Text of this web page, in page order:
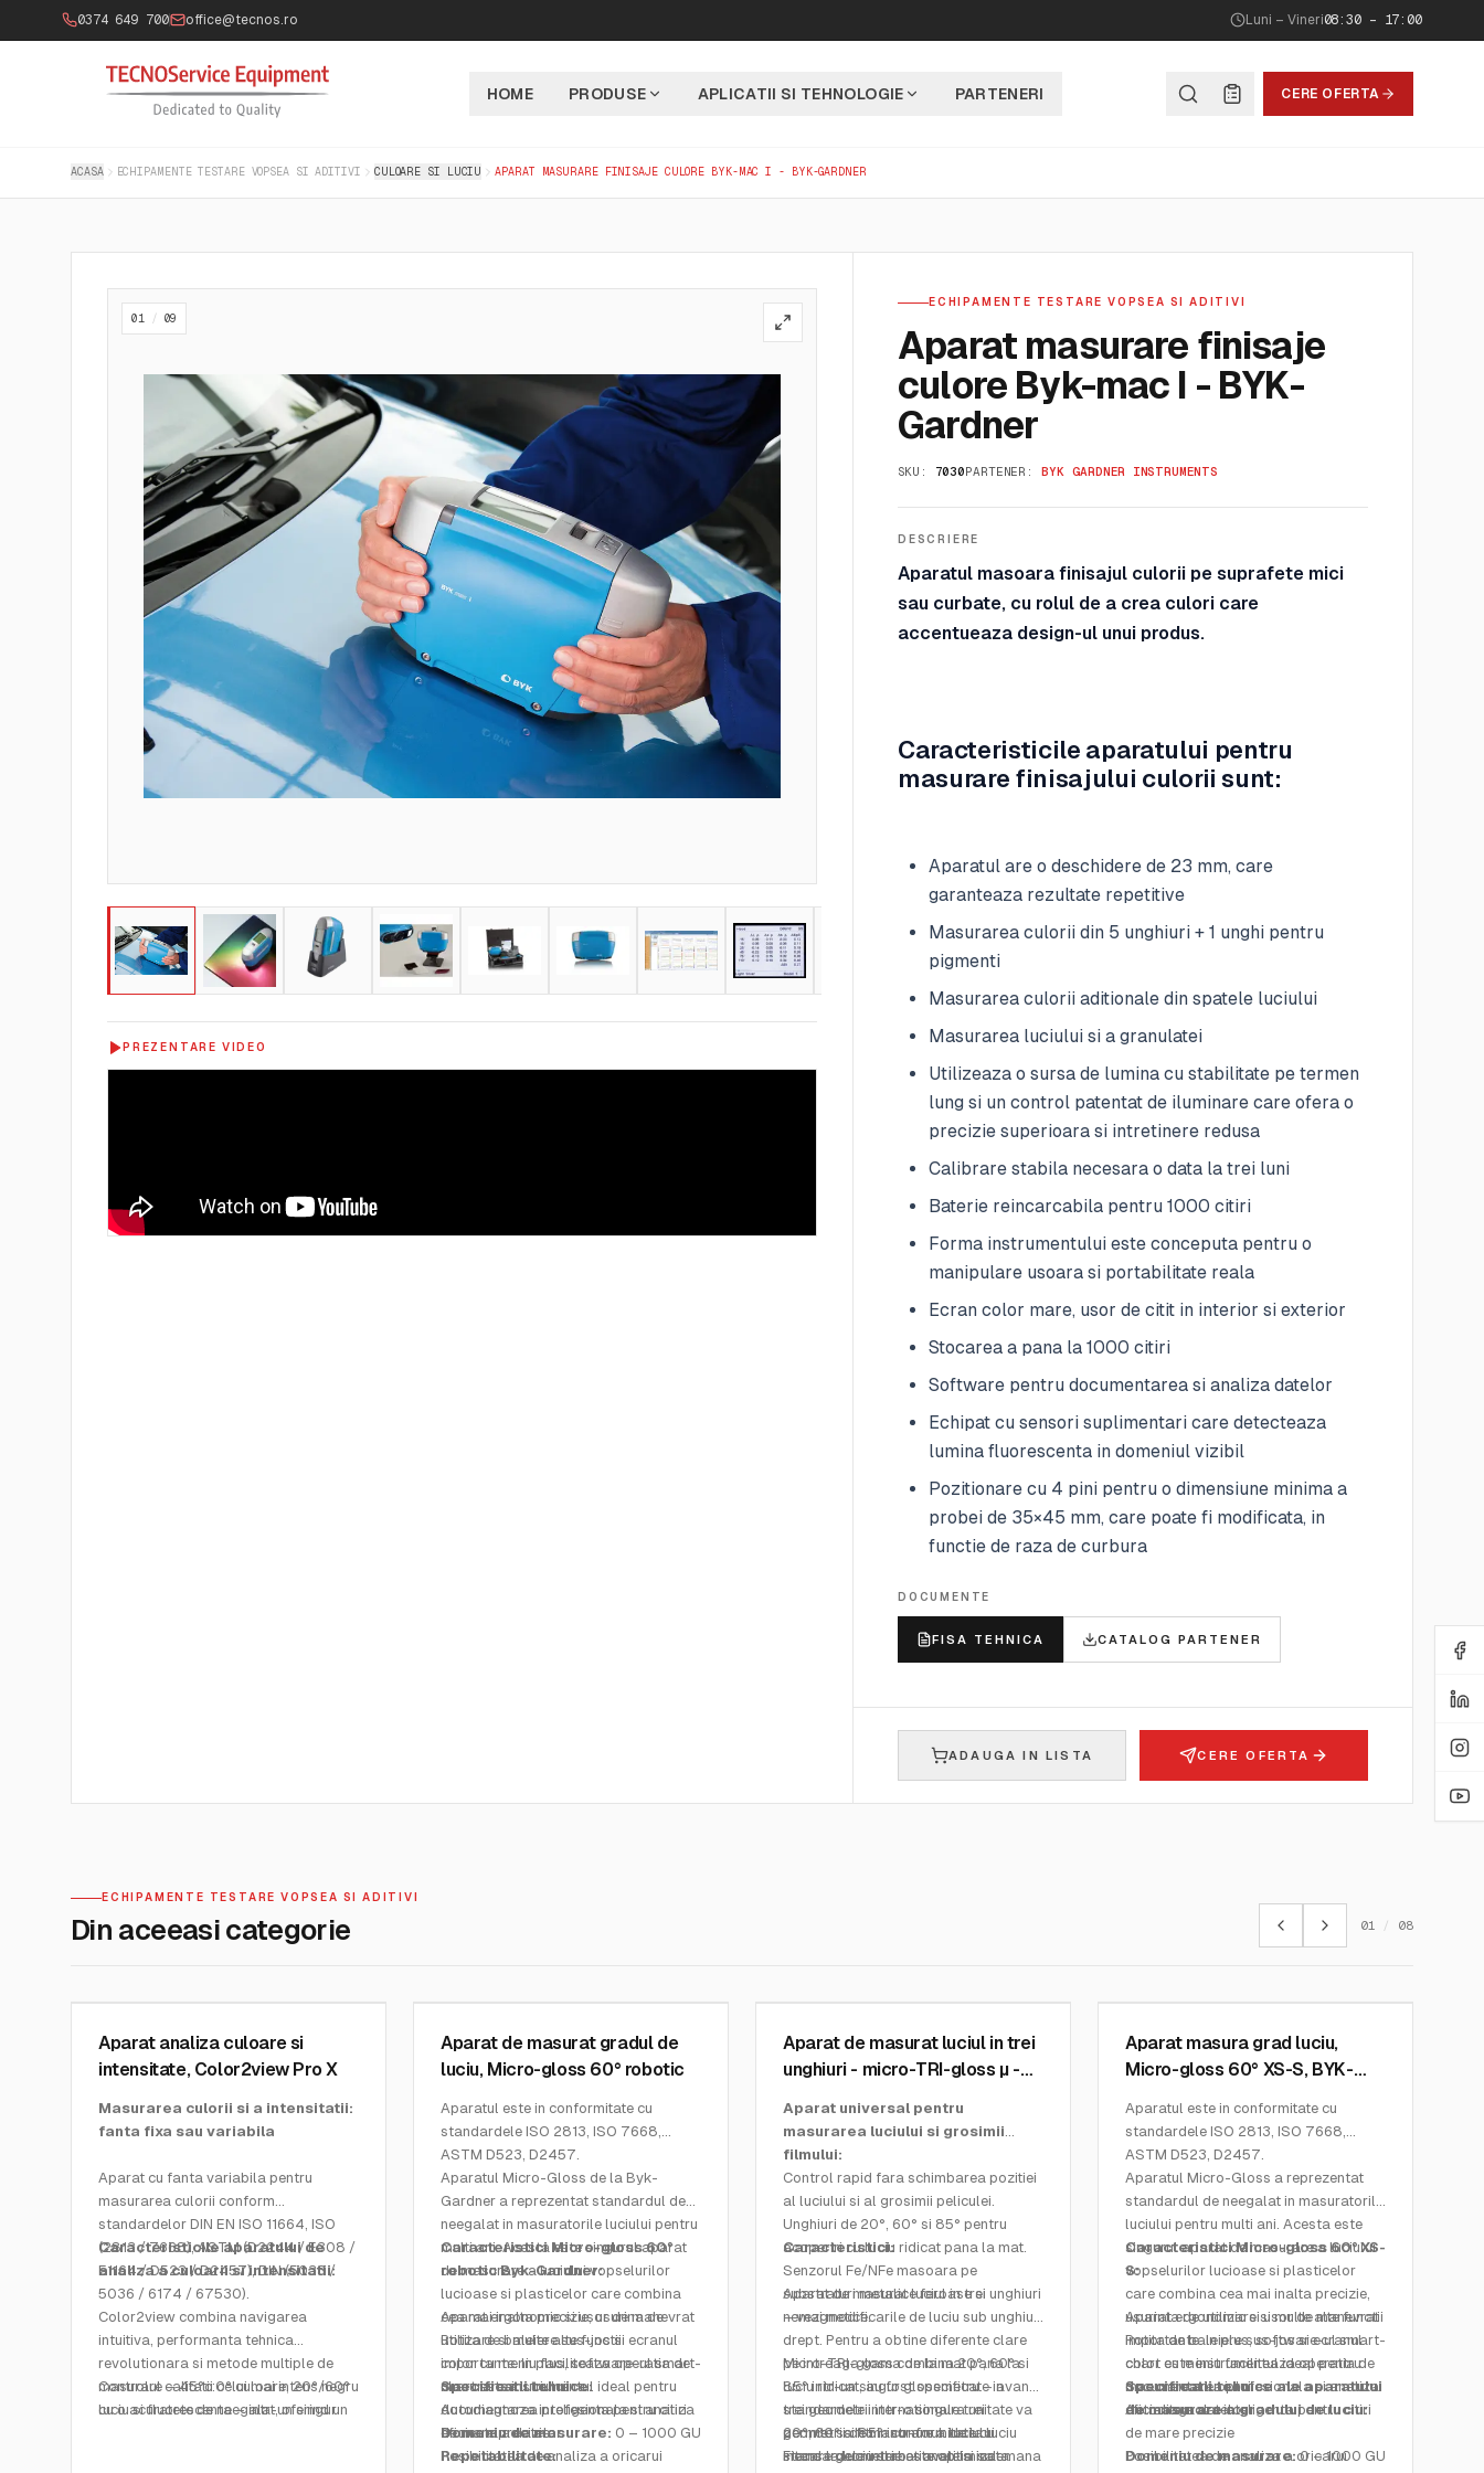
0374 649 700 office@tecnos.ro Luni – Vineri08:30 – 17:00
HOME PRODUSE APLICATII SI TEHNOLOGIE PARTENERI CERE OFERTA
ACASA ECHIPAMENTE TESTARE VOPSEA SI ADITIVI CULOARE SI LUCIU APARAT MASURARE FINISAJE CULORE BYK-MAC I - BYK-GARDNER
01 / 09
PREZENTARE VIDEO
ECHIPAMENTE TESTARE VOPSEA SI ADITIVI
Aparat masurare finisaje
culore Byk-mac I - BYK-
Gardner
SKU: 7030PARTENER: BYK GARDNER INSTRUMENTS
DESCRIERE
Aparatul masoara finisajul culorii pe suprafete mici
sau curbate, cu rolul de a crea culori care
accentueaza design-ul unui produs.
Caracteristicile aparatului pentru
masurare finisajului culorii sunt:
Aparatul are o deschidere de 23 mm, care
garanteaza rezultate repetitive
Masurarea culorii din 5 unghiuri + 1 unghi pentru
pigmenti
Masurarea culorii aditionale din spatele luciului
Masurarea luciului si a granulatei
Utilizeaza o sursa de lumina cu stabilitate pe termen
lung si un control patentat de iluminare care ofera o
precizie superioara si intretinere redusa
Calibrare stabila necesara o data la trei luni
Baterie reincarcabila pentru 1000 citiri
Forma instrumentului este conceputa pentru o
manipulare usoara si portabilitate reala
Ecran color mare, usor de citit in interior si exterior
Stocarea a pana la 1000 citiri
Software pentru documentarea si analiza datelor
Echipat cu sensori suplimentari care detecteaza
lumina fluorescenta in domeniul vizibil
Pozitionare cu 4 pini pentru o dimensiune minima a
probei de 35×45 mm, care poate fi modificata, in
functie de raza de curbura
DOCUMENTE
FISA TEHNICA CATALOG PARTENER
ADAUGA IN LISTA CERE OFERTA
ECHIPAMENTE TESTARE VOPSEA SI ADITIVI
Din aceeasi categorie 01 / 08
Aparat analiza culoare si
intensitate, Color2view Pro X
Masurarea culorii si a intensitatii:
fanta fixa sau variabila
Aparat cu fanta variabila pentru
masurarea culorii conform
standardelor DIN EN ISO 11664, ISO
(2813 / 7668), ASTM (D2244 / E308 /
E1164 / D523 / D2457), DIN (5033 /
5036 / 6174 / 67530).
Caracteristicile aparatului de
analiza a culoarii si intensitatii:
Color2view combina navigarea
intuitiva, performanta tehnica
revolutionara si metode multiple de
masurare – 45°c:0° culoare, 20°/60°
luciu si fluorescenta – intr-un singur
Controlul calitatii celui mai intens negru
cu o acuratete de neegalat, oferind un
Aparat de masurat gradul de
luciu, Micro-gloss 60° robotic
Aparatul este in conformitate cu
standardele ISO 2813, ISO 7668,
ASTM D523, D2457.
Aparatul Micro-Gloss de la Byk-
Gardner a reprezentat standardul de
neegalat in masuratorile luciului pentru
multi ani. Acesta este singurul aparat
de masurare a luciului vopselurilor
lucioase si plasticelor care combina
cea mai inalta precizie, usurina de
utilizare si multe alte functii
importante. In plus, software-ul smart-
chart este instrumentul ideal pentru
documentarea profesionala si analiza
eficienta a datelor.
Caracteristici Micro-gloss 60°
robotic Byk-Gardner:
Aparat ergonomic si usor de manevrat
Rotita de baleiere sus-jos si ecranul
color cu meniu faciliteaza operatia de
masurare a luciului
Autodiagnoza inteligenta pentru citiri
de mare precizie
Posibilitatea de analiza a oricarui
Specificatii tehnice:
Domeniu de masurare: 0 – 1000 GU
Repetabilitate:
Aparat de masurat luciul in trei
unghiuri - micro-TRI-gloss µ -
Aparat universal pentru
masurarea luciului si grosimii
filmului:
Control rapid fara schimbarea pozitiei
al luciului si al grosimii peliculei.
Unghiuri de 20°, 60° si 85° pentru
acoperiri cu luciu ridicat pana la mat.
Senzorul Fe/NFe masoara pe
substraturi metalice feroase si
nemagnetice.
Caracteristici:
Aparat de masurat luciul in trei unghiuri
– vezi modificarile de luciu sub unghiul
drept. Pentru a obtine diferente clare
pe intreaga gama de la mat pana la
luciu ridicat, au fost specificate in
standardele internationale trei
geometrii de masurare a luciului.
Fiecare geometrie este optimizata
Micro-TRI-gloss combina 20°, 60° si
85° intr-un singur glossmetru – avand
trei geometrii intr-o singura unitate va
permite sa fiti in conformitate cu
standardele internationale si sa
20°, 60° si 85° intr-unul: de la luciu
intens la luciu slab – aveti la indemana
Aparat masura grad luciu,
Micro-gloss 60° XS-S, BYK-
Aparatul este in conformitate cu
standardele ISO 2813, ISO 7668,
ASTM D523, D2457.
Aparatul Micro-Gloss a reprezentat
standardul de neegalat in masuratorile
luciului pentru multi ani. Acesta este
singurul aparat de masurare a luciului
vopselurilor lucioase si plasticelor
care combina cea mai inalta precizie,
usurinta de utilizare si multe alte functii
importante. In plus, software-ul smart-
chart este instrumentul ideal pentru
documentarea profesionala si analiza
eficienta a datelor.
Caracteristici Micro-gloss 60° XS-
S:
Aparat ergonomic si usor de manevrat
Rotita de baleiere sus-jos si ecranul
color cu meniu faciliteaza operatia de
masurare a luciului
Autodiagnoza inteligenta pentru citiri
de mare precizie
Posibilitatea de analiza a oricarui
Specificatii tehnice ale aparatului
de masurare a gradului de luciu:
Domeniu de masurare:0 – 1000 GU